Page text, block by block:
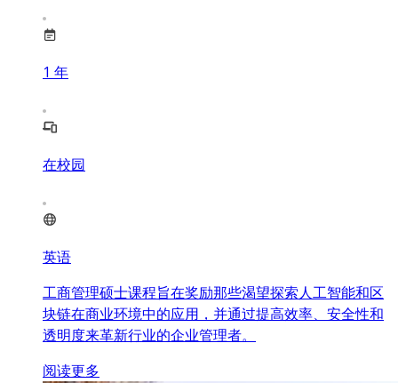
1 年
在校园
英语
工商管理硕士课程旨在奖励那些渴望探索人工智能和区
块链在商业环境中的应用，并通过提高效率、安全性和
透明度来革新行业的企业管理者。
阅读更多